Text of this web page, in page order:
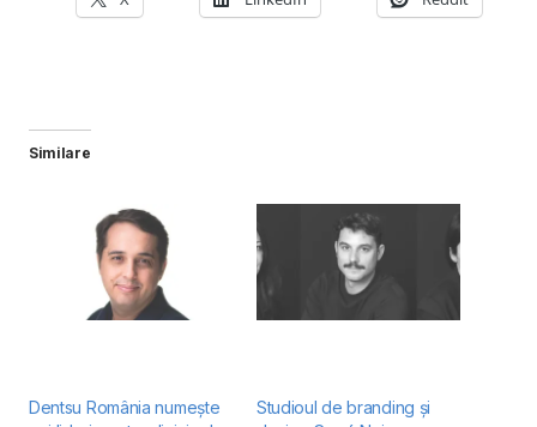
Similare
Dentsu România numește
Studioul de branding și